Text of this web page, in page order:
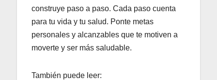
construye paso a paso. Cada paso cuenta
para tu vida y tu salud. Ponte metas
personales y alcanzables que te motiven a
moverte y ser más saludable.
También puede leer: